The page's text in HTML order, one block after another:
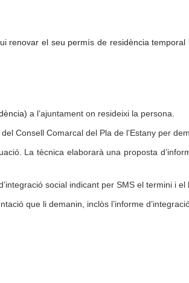
renovar el seu permís de residència
a l’ajuntament on resideixi la persona.
Consell Comarcal del Pla de l’Estany per
La tècnica elaborarà una proposta
social indicant per SMS el termini i el
que li demanin, inclòs l’informe